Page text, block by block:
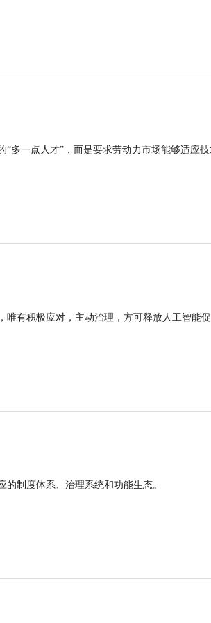
多一点人才”，而是要求劳动力市场能够适应
唯有积极应对，主动治理，方可释放人工智能
制度体系、治理系统和功能生态。